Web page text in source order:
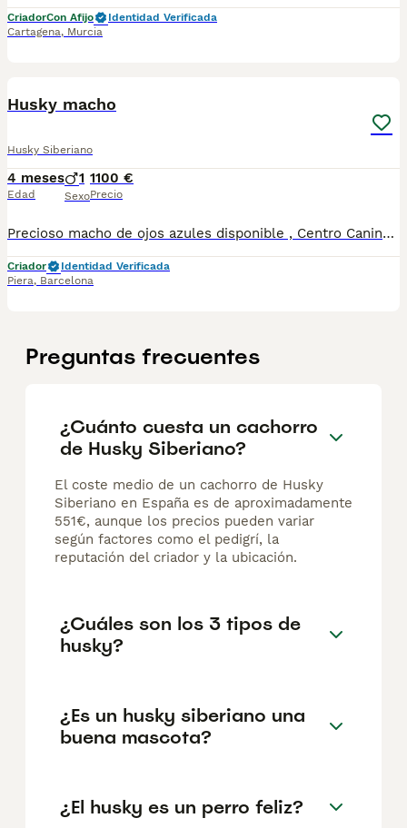
CriadorCon Afijo
Identidad Verificada
Cartagena, Murcia
Husky macho
Husky Siberiano
4 meses
Edad
1
Sexo
1100 €
Precio
Precioso macho de ojos azules disponible , Centro Canino Vallbonica es mucho más que un centro de cría , es una familia comprometida con el bienestar animal y la cria responsable, siendo Criadores directos, sin intermediarios, con más de 20 años de experiencia. Apostamos por la cría responsable y una cuidada selección por ello todos nuestros bebés nacen y se crían en nuestras instalaciones , asegurando así un correcto desarrollo y una magnífica socialización, consiguiendo en cada ejemplar un carácter juguetón y extrovertido algo primordial para su adaptación como un miembro más en tu familia . Se entregan con el carnet de vacunas con el plan correspondiente a su edad , desparasitados y microchip implantado y activado en registro de Anicom. Facilitamos junto al cachorro contrato de compra con garantías víricas de 15 días y congénitas de 1 año . Contamos con un gran equipo de profesionales entre los que se encuentran educadores, auxiliares y Veterinarios ofreciendo los controles sanitarios necesarios así como continua vigilancia asegurando su bienestar . Hacemos envíos a toda España con empresa de transporte privado, proporcionando un viaje confortable y ofreciendo las atenciones necesarias a nuestros bebés . Si estás interesado en alguno de nuestros ejemplares solicita información sin compromiso al 722269698 . También atendemos vía WhatsApp . PRECIO REAL ( incluye el IVA) .
Criador
Identidad Verificada
Piera, Barcelona
Preguntas frecuentes
¿Cuánto cuesta un cachorro
de Husky Siberiano?
El coste medio de un cachorro de Husky
Siberiano en España es de aproximadamente
551€, aunque los precios pueden variar
según factores como el pedigrí, la
reputación del criador y la ubicación.
¿Cuáles son los 3 tipos de
husky?
¿Es un husky siberiano una
buena mascota?
¿El husky es un perro feliz?